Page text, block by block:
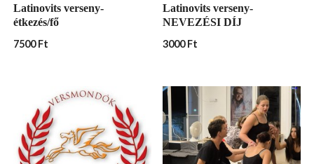
Latinovits verseny-
étkezés/fő
7500Ft
Latinovits verseny-
NEVEZÉSI DÍJ
3000Ft